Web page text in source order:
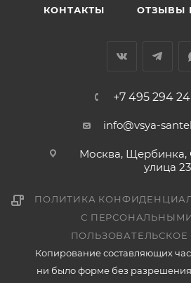
КОНТАКТЫ ОТЗЫВЫ
+7 495 294
info@vsya-
Москва, Щербинка,
улица 23
ПОЛИТИКА
С
Копирование составляющих
ни было форме без